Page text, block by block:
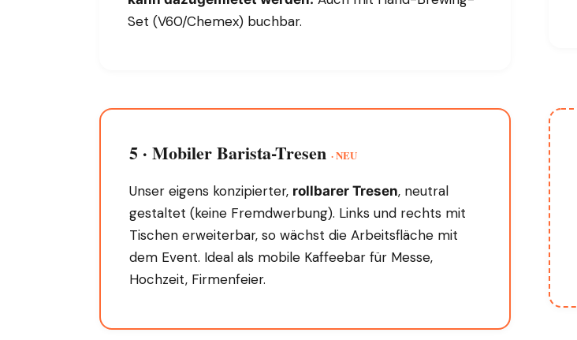
Set (V60/Chemex) buchbar.
5 · Mobiler Barista-Tresen · NEU
Unser eigens konzipierter, rollbarer Tresen, neutral
gestaltet (keine Fremdwerbung). Links und rechts mit
Tischen erweiterbar, so wächst die Arbeitsfläche mit
dem Event. Ideal als mobile Kaffeebar für Messe,
Hochzeit, Firmenfeier.